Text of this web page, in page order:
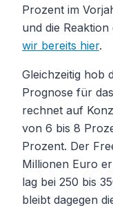
Prozent im
und die
wir bereits hier.
Gleichzeitig hob
Prognose für
rechnet auf
von 6 bis 8
Prozent. Der
Millionen Euro
lag bei 250 bis
bleibt dagegen